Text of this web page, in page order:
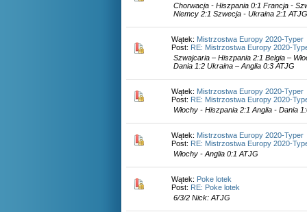
Chorwacja - Hiszpania 0:1 Francja -
Niemcy 2:1 Szwecja - Ukraina 2:1 ATJG
Wątek: Mistrzostwa Europy 2020-Typer
Post: RE: Mistrzostwa Europy 2020-
Szwajcaria – Hiszpania 2:1 Belgia –
Dania 1:2 Ukraina – Anglia 0:3 ATJG
Wątek: Mistrzostwa Europy 2020-Typer
Post: RE: Mistrzostwa Europy 2020-
Włochy - Hiszpania 2:1 Anglia - Dania
Wątek: Mistrzostwa Europy 2020-Typer
Post: RE: Mistrzostwa Europy 2020-
Włochy - Anglia 0:1 ATJG
Wątek: Poke lotek
Post: RE: Poke lotek
6/3/2 Nick: ATJG